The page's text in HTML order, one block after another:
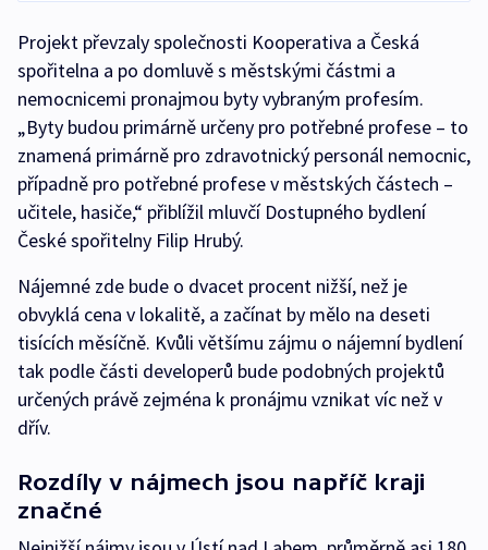
Projekt převzaly společnosti Kooperativa a Česká
spořitelna a po domluvě s městskými částmi a
nemocnicemi pronajmou byty vybraným profesím.
„Byty budou primárně určeny pro potřebné profese – to
znamená primárně pro zdravotnický personál nemocnic,
případně pro potřebné profese v městských částech –
učitele, hasiče,“ přiblížil mluvčí Dostupného bydlení
České spořitelny Filip Hrubý.
Nájemné zde bude o dvacet procent nižší, než je
obvyklá cena v lokalitě, a začínat by mělo na deseti
tisících měsíčně. Kvůli většímu zájmu o nájemní bydlení
tak podle části developerů bude podobných projektů
určených právě zejména k pronájmu vznikat víc než v
dřív.
Rozdíly v nájmech jsou napříč kraji
značné